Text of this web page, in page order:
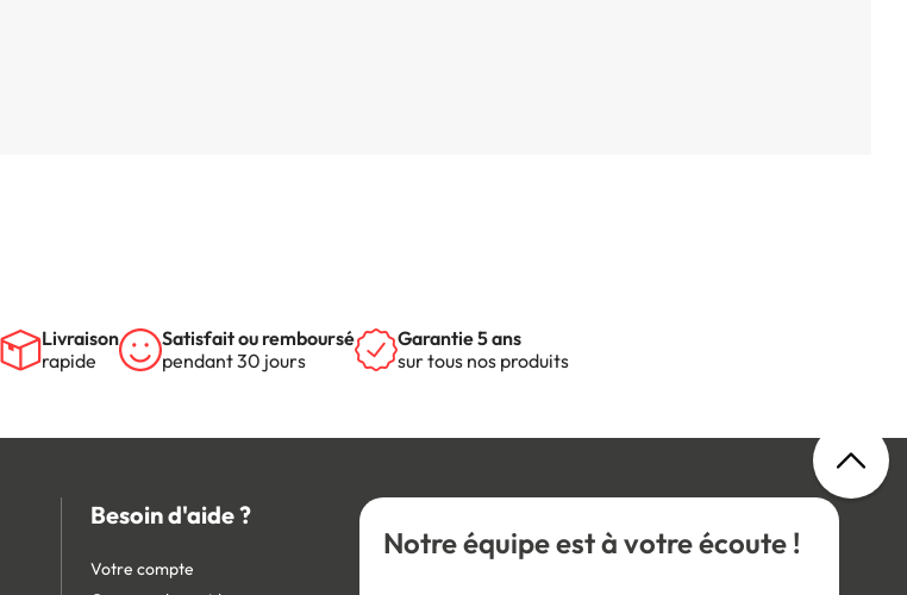
Livraison
rapide
Satisfait ou remboursé
pendant 30 jours
Garantie 5 ans
sur tous nos produits
Besoin d'aide ?
Votre compte
Notre équipe est à votre écoute !